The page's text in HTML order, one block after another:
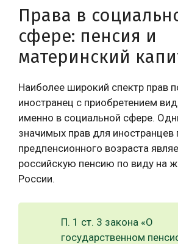
Права в
сфере: пенсия и
материнский
Наиболее широкий спектр прав
иностранец с приобретением
именно в социальной сфере.
значимых прав для иностранцев
предпенсионного возраста
российскую пенсию по виду на
России.
П. 1 ст. 3 закона «О
государственном